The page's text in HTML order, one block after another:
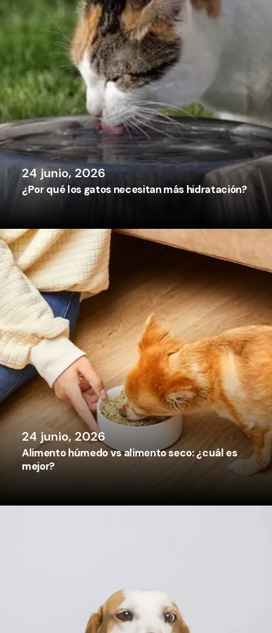
24 junio, 2026
¿Por qué los gatos necesitan más hidratación?
24 junio, 2026
Alimento húmedo vs alimento seco: ¿cuál es
mejor?